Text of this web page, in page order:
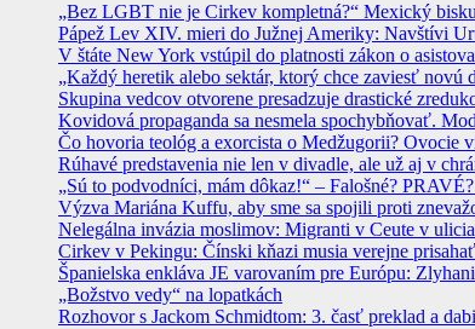
„Bez LGBT nie je Cirkev kompletná?“ Mexický
Pápež Lev XIV. mieri do Južnej Ameriky: Navštívi
V štáte New York vstúpil do platnosti zákon o
„Každý heretik alebo sektár, ktorý chce zaviesť
Skupina vedcov otvorene presadzuje drastické
Kovidová propaganda sa nesmela spochybňovať.
Čo hovoria teológ a exorcista o Medžugorii? Ovocie
Rúhavé predstavenia nie len v divadle, ale už aj v
„Sú to podvodníci, mám dôkaz!“ – Falošné?
Výzva Mariána Kuffu, aby sme sa spojili proti
Nelegálna invázia moslimov: Migranti v Ceute v
Cirkev v Pekingu: Čínski kňazi musia verejne
Španielska enkláva JE varovaním pre Európu:
„Božstvo vedy“ na lopatkách
Rozhovor s Jackom Schmidtom: 3. časť preklad a